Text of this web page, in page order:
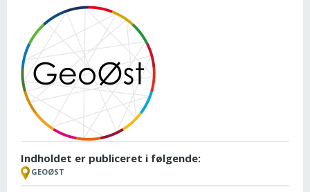
Indholdet er publiceret i følgende:
GEOØST